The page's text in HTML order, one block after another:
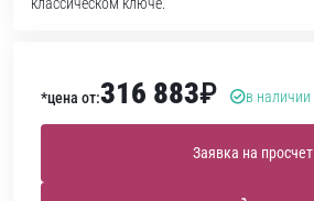
*цена от:316 883₽ в наличии
Заявка на просчет